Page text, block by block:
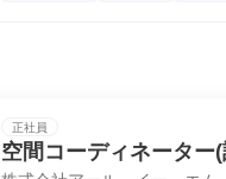
正社員
空間コーディネーター